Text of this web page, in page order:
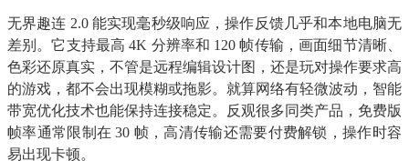
无界趣连 2.0 能实现毫秒级响应，操作反馈几乎和本地电脑无
差别。它支持最高 4K 分辨率和 120 帧传输，画面细节清晰、
色彩还原真实，不管是远程编辑设计图，还是玩对操作要求高
的游戏，都不会出现模糊或拖影。就算网络有轻微波动，智能
带宽优化技术也能保持连接稳定。反观很多同类产品，免费版
帧率通常限制在 30 帧，高清传输还需要付费解锁，操作时容
易出现卡顿。